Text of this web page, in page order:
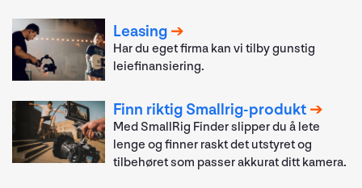
Leasing
Har du eget firma kan vi tilby gunstig
leiefinansiering.
Finn riktig Smallrig-produkt
Med SmallRig Finder slipper du å lete
lenge og finner raskt det utstyret og
tilbehøret som passer akkurat ditt kamera.